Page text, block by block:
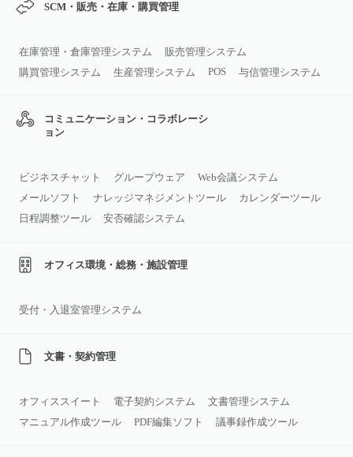
SCM・販売・在庫・購買管理
在庫管理・倉庫管理システム
販売管理システム
購買管理システム
生産管理システム POS 与信管理システム
コミュニケーション・コラボレーシ
ョン
ビジネスチャット グループウェア
Web会議システム
メールソフト
ナレッジマネジメントツール
カレンダーツール
日程調整ツール
安否確認システム
オフィス環境・総務・施設管理
受付・入退室管理システム
文書・契約管理
オフィススイート 電子契約システム
文書管理システム
マニュアル作成ツール
PDF編集ソフト 議事録作成ツール